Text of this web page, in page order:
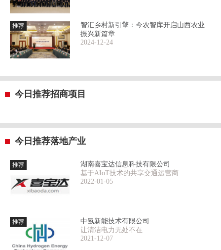
推荐
智汇乡村新引擎：今农智库开启山西农业
振兴新篇章
2024-12-24
今日推荐招商项目
今日推荐落地产业
推荐
湖南喜宝达信息科技有限公司
基于AIoT技术的共享交通运营商
2022-01-05
推荐
中氢新能技术有限公司
让清洁电力无处不在
2021-12-07